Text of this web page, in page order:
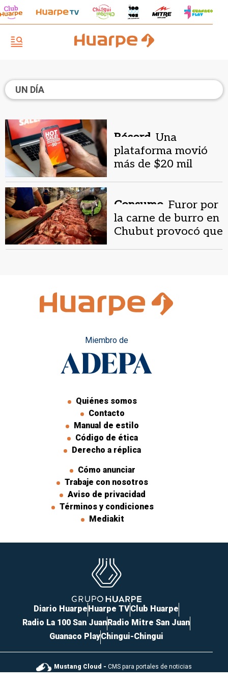
UN DÍA
Récord. Una
plataforma movió
más de $20 mil
Consumo. Furor por
la carne de burro en
Chubut provocó que
Miembro de
Quiénes somos
Contacto
Manual de estilo
Código de ética
Derecho a réplica
Cómo anunciar
Trabaje con nosotros
Aviso de privacidad
Términos y condiciones
Mediakit
Diario HuarpeHuarpe TVClub Huarpe
Radio La 100 San JuanRadio Mitre San Juan
Guanaco PlayChingui-Chingui
Mustang Cloud - CMS para portales de noticias